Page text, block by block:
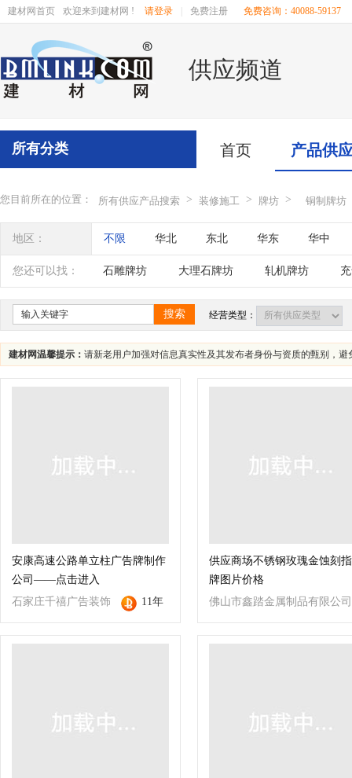
建材网首页 欢迎来到建材网 ! 请登录 免费注册 免费咨询：40088-59137
供应频道
首页 产品供
所有分类
您目前所在的位置： 所有供应产品搜索 > 装修施工 > 牌坊 > 铜制牌坊
地区： 不限 华北 东北 华东 华中
辽宁 黑龙江 内蒙古 江苏
四川 海南 贵州 云南 西藏
您还可以找： 石雕牌坊 大理石牌坊 轧机牌坊
搜索 经营类型：
建材网温馨提示： 请新老用户加强对信息真实性及其发布者身份与资质的甄别，
安康高速公路单立柱广告牌制作
公司——点击进入
石家庄千禧广告装饰
有限公司
11年
供应商场不锈钢玫瑰金蚀刻
牌图片价格
佛山市鑫踏金属制品有限公司